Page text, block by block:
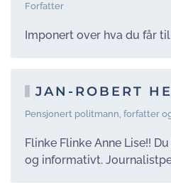
Forfatter
Imponert over hva du får
JAN-ROBERT
Pensjonert politmann, forfatter
Flinke Flinke Anne Lise!!
og informativt.